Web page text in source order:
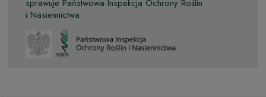
sprawuje Państwowa Inspekcja Ochrony Roślin
i Nasiennictwa